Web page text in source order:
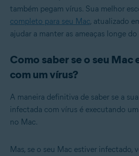
também pegam vírus. Sua melhor
completo para seu Mac, atualizado
ajudar a manter as ameaças longe do
Como saber se o seu Mac
com um vírus?
A maneira definitiva de saber se a
infectada com vírus é executando
no Mac.
Mas, se o seu Mac estiver infectado,